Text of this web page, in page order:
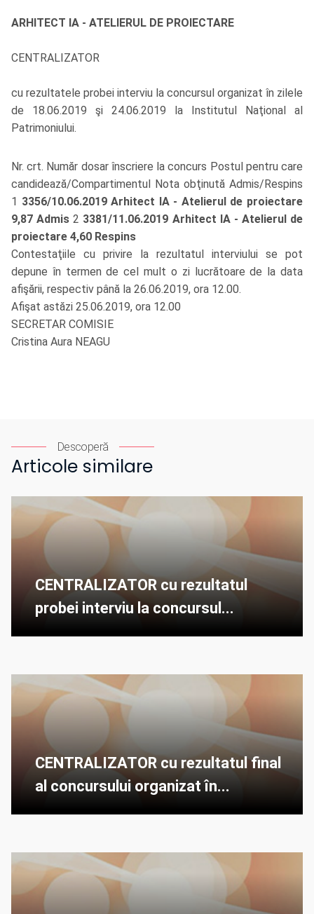
ARHITECT IA - ATELIERUL DE PROIECTARE
CENTRALIZATOR
cu rezultatele probei interviu la concursul organizat în zilele
de 18.06.2019 şi 24.06.2019 la Institutul Naţional al
Patrimoniului.
Nr. crt. Număr dosar înscriere la concurs Postul pentru care
candidează/Compartimentul Nota obţinută Admis/Respins
1 3356/10.06.2019 Arhitect IA - Atelierul de proiectare
9,87 Admis 2 3381/11.06.2019 Arhitect IA - Atelierul de
proiectare 4,60 Respins
Contestaţiile cu privire la rezultatul interviului se pot
depune în termen de cel mult o zi lucrătoare de la data
afişării, respectiv până la 26.06.2019, ora 12.00.
Afişat astăzi 25.06.2019, ora 12.00
SECRETAR COMISIE
Cristina Aura NEAGU
Descoperă
Articole similare
CENTRALIZATOR cu rezultatul
probei interviu la concursul...
CENTRALIZATOR cu rezultatul final
al concursului organizat în...